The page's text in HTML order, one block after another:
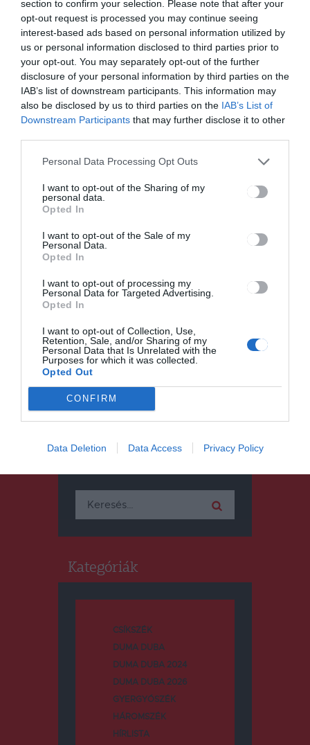
section to confirm your selection. Please note that after your
opt-out request is processed you may continue seeing
interest-based ads based on personal information utilized by
us or personal information disclosed to third parties prior to
your opt-out. You may separately opt-out of the further
disclosure of your personal information by third parties on the
IAB’s list of downstream participants. This information may
also be disclosed by us to third parties on the IAB’s List of
Downstream Participants that may further disclose it to other
Personal Data Processing Opt Outs
I want to opt-out of the Sharing of my
personal data.
Opted In
I want to opt-out of the Sale of my
Personal Data.
Opted In
I want to opt-out of processing my
Personal Data for Targeted Advertising.
Opted In
I want to opt-out of Collection, Use,
Retention, Sale, and/or Sharing of my
Personal Data that Is Unrelated with the
Purposes for which it was collected.
Opted Out
CONFIRM
Data Deletion Data Access Privacy Policy
zet
Ez is érdekelheti
fertőzések száma
HÍRLISTA
Élelmiszerszállítmányt küld
Románia Ukrajnába
Keresés
Keresés:
Kategóriák
CSÍKSZÉK
DUMA DUBA
DUMA DUBA 2024
DUMA DUBA 2026
GYERGYÓSZÉK
HÁROMSZÉK
HÍRLISTA